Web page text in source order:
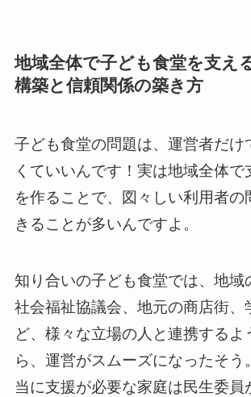
地域全体で子ども食堂を支え
構築と信頼関係の築き方
子ども食堂の問題は、運営者だけ
くていいんです！実は地域全体で
を作ることで、図々しい利用者の
きることが多いんですよ。
知り合いの子ども食堂では、地域
社会福祉協議会、地元の商店街、
ど、様々な立場の人と連携するよ
ら、運営がスムーズになったそう
当に支援が必要な家庭は民生委員